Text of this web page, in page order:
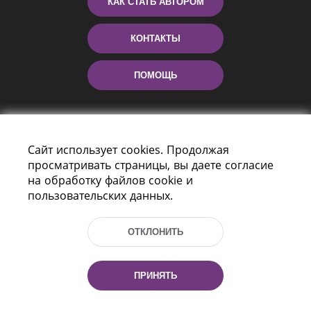
КОНТАКТЫ
ПОМОЩЬ
г. Минск, Республика Беларусь, 220114
Тел.: (+375 17) 368 37 37, Факс: (+375 17)
Эл. почта: inbox@nlb.by
Сайт использует cookies. Продолжая
просматривать страницы, вы даете согласие
на обработку файлов cookie и
пользовательских данных.
ОТКЛОНИТЬ
ПРИНЯТЬ